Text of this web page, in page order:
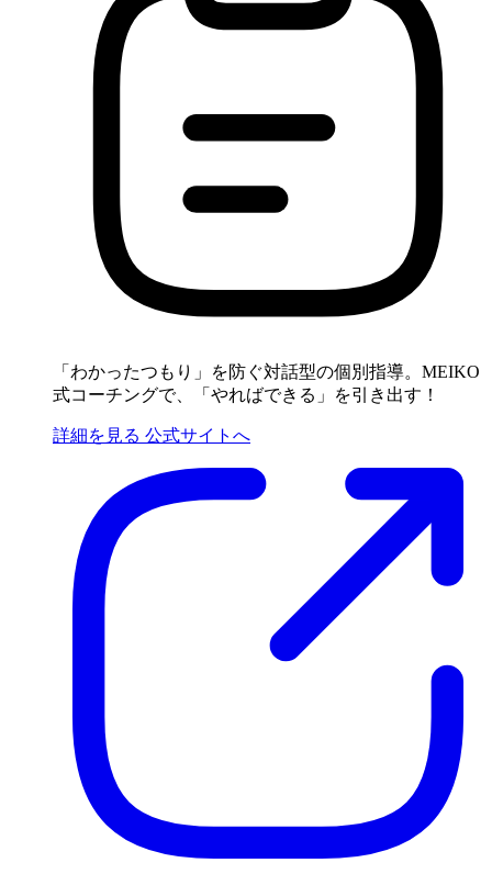
「わかったつもり」を防ぐ対話型の個別指導。MEIKO
式コーチングで、「やればできる」を引き出す！
詳細を見る 公式サイトへ